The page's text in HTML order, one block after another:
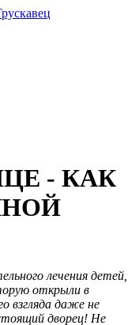
- КАК
лечения детей,
открыли в
взгляда даже не
дворец! Не